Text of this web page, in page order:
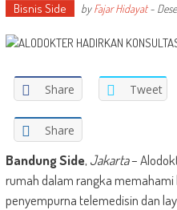
Bisnis Side byFajar Hidayat-
Share Tweet
Share
Bandung Side, Jakarta–
rumah dalam rangka
penyempurna telemedisin dan